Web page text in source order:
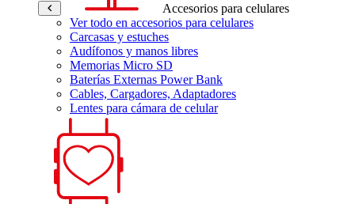
Accesorios para celulares
Ver todo en accesorios para celulares
Carcasas y estuches
Audífonos y manos libres
Memorias Micro SD
Baterías Externas Power Bank
Cables, Cargadores, Adaptadores
Lentes para cámara de celular